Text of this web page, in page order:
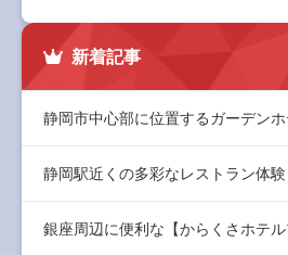
新着記事